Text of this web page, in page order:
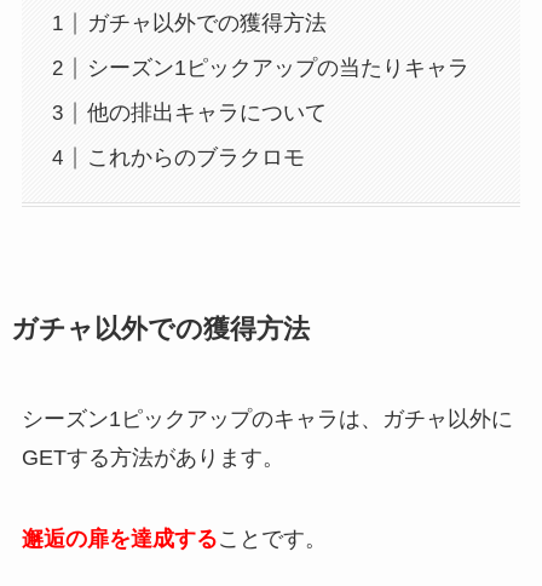
ガチャ以外での獲得方法
シーズン1ピックアップの当たりキャラ
他の排出キャラについて
これからのブラクロモ
ガチャ以外での獲得方法
シーズン1ピックアップのキャラは、ガチャ以外に
GETする方法があります。
邂逅の扉を達成することです。